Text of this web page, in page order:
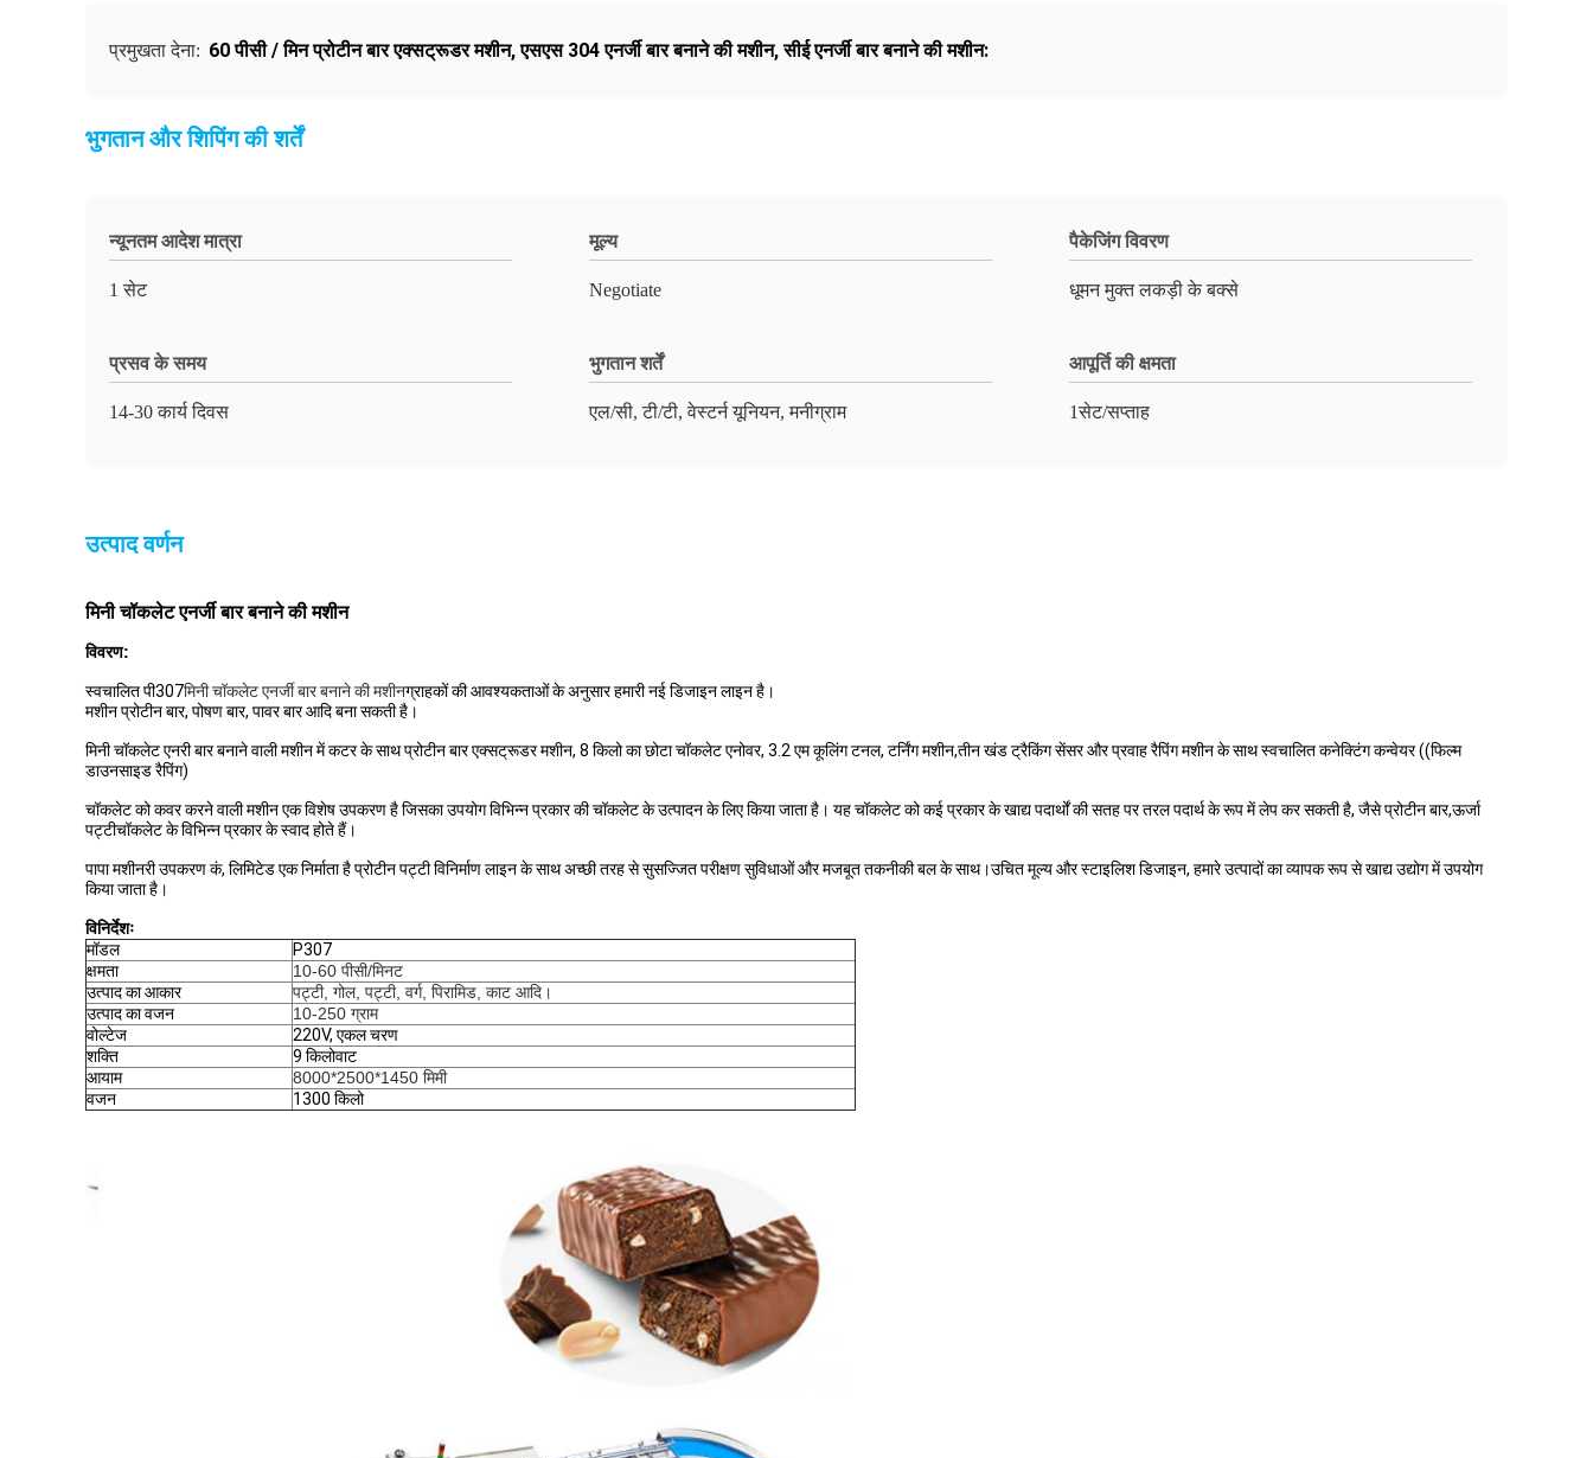
प्रमुखता देना: 60 पीसी / मिन प्रोटीन बार एक्सट्रूडर मशीन,एसएस 304 एनर्जी बार बनाने की मशीन,सीई एनर्जी बार बनाने की मशीन:
भुगतान और शिपिंग की शर्तें
न्यूनतम आदेश मात्रा
1 सेट
मूल्य
Negotiate
पैकेजिंग विवरण
धूमन मुक्त लकड़ी के बक्से
प्रसव के समय
14-30 कार्य दिवस
भुगतान शर्तें
एल/सी, टी/टी, वेस्टर्न यूनियन, मनीग्राम
आपूर्ति की क्षमता
1सेट/सप्ताह
उत्पाद वर्णन
मिनी चॉकलेट एनर्जी बार बनाने की मशीन
विवरण:
स्वचालित पी307मिनी चॉकलेट एनर्जी बार बनाने की मशीनग्राहकों की आवश्यकताओं के अनुसार हमारी नई डिजाइन लाइन है।
मशीन प्रोटीन बार, पोषण बार, पावर बार आदि बना सकती है।
मिनी चॉकलेट एनरी बार बनाने वाली मशीन में कटर के साथ प्रोटीन बार एक्सट्रूडर मशीन, 8 किलो का छोटा चॉकलेट एनोवर, 3.2 एम कूलिंग टनल, टर्निंग मशीन,तीन खंड ट्रैकिंग सेंसर और प्रवाह रैपिंग मशीन के साथ स्वचालित कनेक्टिंग कन्वेयर ((फिल्म
डाउनसाइड रैपिंग)
चॉकलेट को कवर करने वाली मशीन एक विशेष उपकरण है जिसका उपयोग विभिन्न प्रकार की चॉकलेट के उत्पादन के लिए किया जाता है। यह चॉकलेट को कई प्रकार के खाद्य पदार्थों की सतह पर तरल पदार्थ के रूप में लेप कर सकती है, जैसे प्रोटीन बार,ऊर्जा
पट्टीचॉकलेट के विभिन्न प्रकार के स्वाद होते हैं।
पापा मशीनरी उपकरण कं, लिमिटेड एक निर्माता है प्रोटीन पट्टी विनिर्माण लाइन के साथ अच्छी तरह से सुसज्जित परीक्षण सुविधाओं और मजबूत तकनीकी बल के साथ।उचित मूल्य और स्टाइलिश डिजाइन, हमारे उत्पादों का व्यापक रूप से खाद्य उद्योग में उपयोग
किया जाता है।
विनिर्देशः
मॉडल
P307
क्षमता
10-60 पीसी/मिनट
उत्पाद का आकार
पट्टी, गोल, पट्टी, वर्ग, पिरामिड, काट आदि।
उत्पाद का वजन
10-250 ग्राम
वोल्टेज
220V, एकल चरण
शक्ति
9 किलोवाट
आयाम
8000*2500*1450 मिमी
वजन
1300 किलो